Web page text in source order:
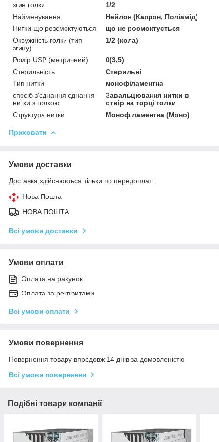
згин голки
1/2
Найменування
Нейлон (Капрон, Поліамід)
Нитки що розсмоктуються
що не росмоктується
Окружність голки (тип
згину)
1/2 (кола)
Ромір USP (метричний)
0(3,5)
Стерильність
Стерильні
Тип нитки
монофіламентна
спосіб з'єднання єднання
нитки з голкою
Завальцювання нитки в
отвір на торці голки
Структура нитки
Монофіламентна (Моно)
Приховати
Умови доставки
Доставка здійснюється тільки по передоплаті.
Нова Пошта
НОВА ПОШТА
Всі умови доставки
Умови оплати
Оплата на рахунок
Оплата за реквізитами
Всі умови оплати
Умови повернення
Повернення товару впродовж 14 днів за домовленістю
Всі умови повернення
Подібні товари компанії